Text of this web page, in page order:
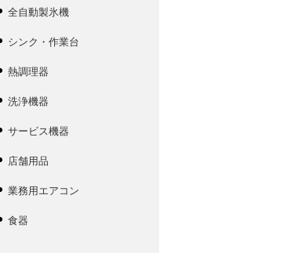
全自動製氷機
シンク・作業台
熱調理器
洗浄機器
サービス機器
店舗用品
業務用エアコン
食器